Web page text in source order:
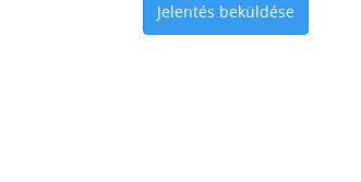
Jelentés beküldése